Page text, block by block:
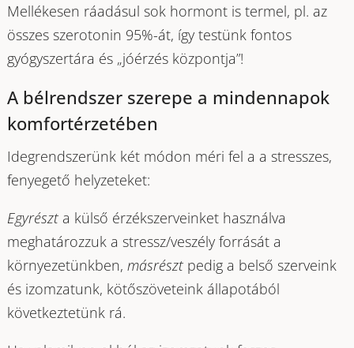
Mellékesen ráadásul sok hormont is termel, pl. az
összes szerotonin 95%-át, így testünk fontos
gyógyszertára és „jóérzés központja”!
A bélrendszer szerepe a mindennapok
komfortérzetében
Idegrendszerünk két módon méri fel a a stresszes,
fenyegető helyzeteket:
Egyrészta külső érzékszerveinket használva
meghatározzuk a stressz/veszély forrását a
környezetünkben, másrésztpedig a belső szerveink
és izomzatunk, kötőszöveteink állapotából
következtetünk rá.